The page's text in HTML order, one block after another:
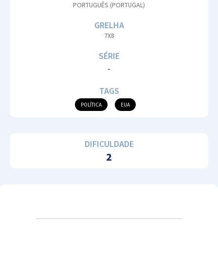
PORTUGUÊS (PORTUGAL)
GRELHA
7X8
SÉRIE
-
TAGS
POLÍTICA EUA
DIFICULDADE
2